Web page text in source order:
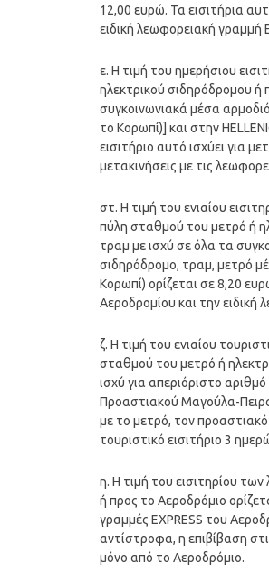
12,00 ευρώ. Τα εισιτήρια
ειδική λεωφορειακή γραμμή
ε. Η τιμή του ημερήσιου
ηλεκτρικού σιδηρόδρομου
συγκοινωνιακά μέσα
το Κορωπί)] και στην
εισιτήριο αυτό ισχύει για
μετακινήσεις με τις
στ. Η τιμή του ενιαίου
πύλη σταθμού του μετρό ή
τραμ με ισχύ σε όλα τα
σιδηρόδρομο, τραμ, μετρό
Κορωπί) ορίζεται σε 8,20
Αεροδρομίου και την
ζ. Η τιμή του ενιαίου
σταθμού του μετρό ή
ισχύ για απεριόριστο
Προαστιακού Μαγούλα-
με το μετρό, τον
τουριστικό εισιτήριο 3
η. Η τιμή του εισιτηρίου
ή προς το Αεροδρόμιο
γραμμές EXPRESS του
αντίστροφα, η επιβίβαση
μόνο από το Αεροδρόμιο.